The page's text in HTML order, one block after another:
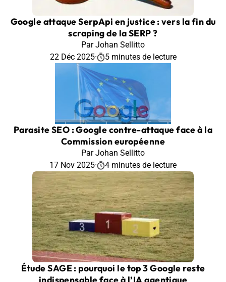
Google attaque SerpApi en justice : vers la fin du
scraping de la SERP ?
Par Johan Sellitto
22 Déc 2025· 5 minutes de lecture
Parasite SEO : Google contre-attaque face à la
Commission européenne
Par Johan Sellitto
17 Nov 2025· 4 minutes de lecture
Étude SAGE : pourquoi le top 3 Google reste